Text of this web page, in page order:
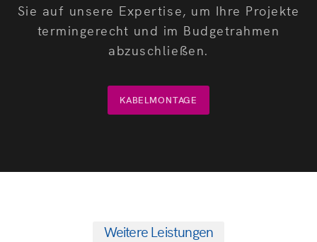
Sie auf unsere Expertise, um Ihre Projekte
termingerecht und im Budgetrahmen
abzuschließen.
KABELMONTAGE
Weitere Leistungen